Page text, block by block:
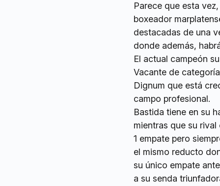
Parece que esta
boxeador
destacadas de una
donde además,
El actual campeón
Vacante de
Dignum que está
campo profesional.
Bastida tiene en su
mientras que su
1 empate pero
el mismo reducto
su único empate
a su senda